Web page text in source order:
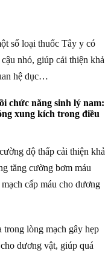
số loại thuốc Tây y có
nhỏ, giúp cải thiện khả
hệ dục…
chức năng sinh lý nam:
xung kích trong điều
độ thấp cải thiện khả
tăng cường bơm máu
cấp máu cho dương
lòng mạch gây hẹp
dương vật, giúp quá